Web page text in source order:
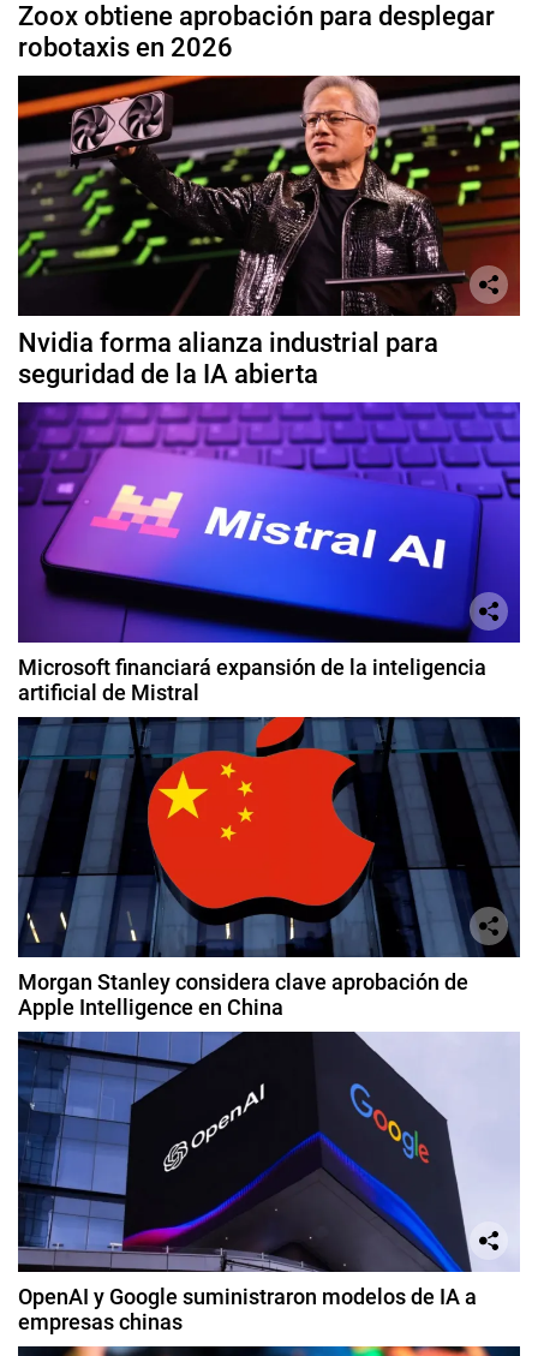
Zoox obtiene aprobación para desplegar
robotaxis en 2026
Nvidia forma alianza industrial para
seguridad de la IA abierta
Microsoft financiará expansión de la inteligencia
artificial de Mistral
Morgan Stanley considera clave aprobación de
Apple Intelligence en China
OpenAI y Google suministraron modelos de IA a
empresas chinas